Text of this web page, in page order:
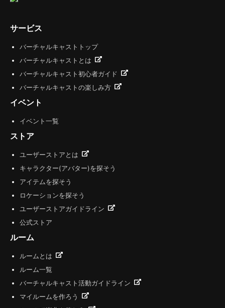
サービス
バーチャルキャストトップ
バーチャルキャストとは
バーチャルキャスト初心者ガイド
バーチャルキャストの楽しみ方
イベント
イベント一覧
ストア
ユーザーストアとは
キャラクター(アバター)を探そう
アイテムを探そう
ロケーションを探そう
ユーザーストアガイドライン
公式ストア
ルーム
ルームとは
ルーム一覧
バーチャルキャスト活動ガイドライン
マイルームを作ろう